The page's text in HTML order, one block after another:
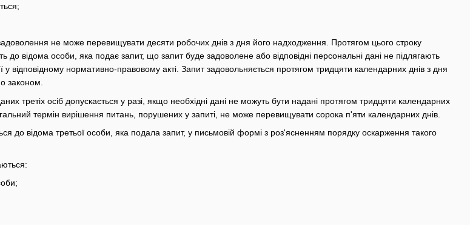
не може перевищувати десяти робочих днів з дня його надходження. Протягом цього строку
до відома особи, яка подає запит, що запит буде задоволене або відповідні персональні дані не підлягають
у відповідному нормативно-правовому акті. Запит задовольняється протягом тридцяти календарних днів з дня
законом.
третіх осіб допускається у разі, якщо необхідні дані не можуть бути надані протягом тридцяти календарних
термін вирішення питань, порушених у запиті, не може перевищувати сорока п'яти календарних днів.
до відома третьої особи, яка подала запит, у письмовій формі з роз'ясненням порядку оскарження такого